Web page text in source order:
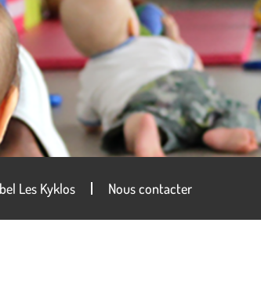
Les Kyklos Nous contacter